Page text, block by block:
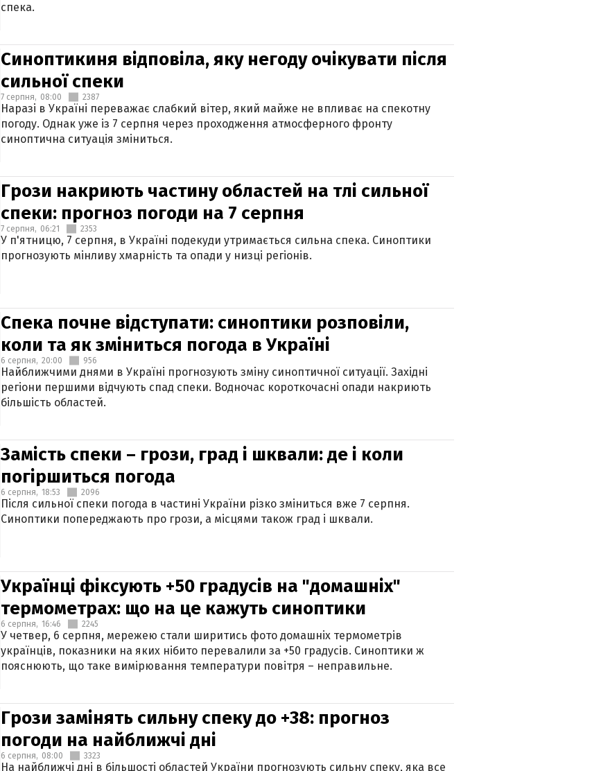
спека.
Синоптикиня відповіла, яку негоду очікувати після
сильної спеки
7 серпня, 08:00 2387
Наразі в Україні переважає слабкий вітер, який майже не впливає на спекотну
погоду. Однак уже із 7 серпня через проходження атмосферного фронту
синоптична ситуація зміниться.
Грози накриють частину областей на тлі сильної
спеки: прогноз погоди на 7 серпня
7 серпня, 06:21 2353
У п'ятницю, 7 серпня, в Україні подекуди утримається сильна спека. Синоптики
прогнозують мінливу хмарність та опади у низці регіонів.
Спека почне відступати: синоптики розповіли,
коли та як зміниться погода в Україні
6 серпня, 20:00 956
Найближчими днями в Україні прогнозують зміну синоптичної ситуації. Західні
регіони першими відчують спад спеки. Водночас короткочасні опади накриють
більшість областей.
Замість спеки – грози, град і шквали: де і коли
погіршиться погода
6 серпня, 18:53 2096
Після сильної спеки погода в частині України різко зміниться вже 7 серпня.
Синоптики попереджають про грози, а місцями також град і шквали.
Українці фіксують +50 градусів на "домашніх"
термометрах: що на це кажуть синоптики
6 серпня, 16:46 2245
У четвер, 6 серпня, мережею стали ширитись фото домашніх термометрів
українців, показники на яких нібито перевалили за +50 градусів. Синоптики ж
пояснюють, що таке вимірювання температури повітря – неправильне.
Грози замінять сильну спеку до +38: прогноз
погоди на найближчі дні
6 серпня, 08:00 3323
На найближчі дні в більшості областей України прогнозують сильну спеку, яка все